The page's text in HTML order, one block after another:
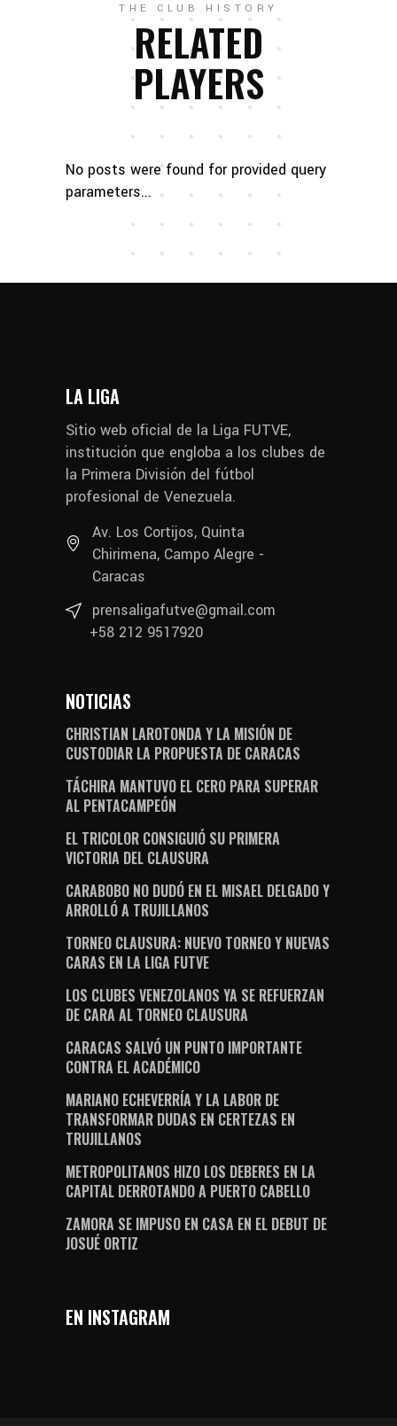
THE CLUB HISTORY
RELATED
PLAYERS
No posts were found for provided query
parameters...
LA LIGA
Sitio web oficial de la Liga FUTVE,
institución que engloba a los clubes de
la Primera División del fútbol
profesional de Venezuela.
Av. Los Cortijos, Quinta
Chirimena, Campo Alegre -
Caracas
prensaligafutve@gmail.com
+58 212 9517920
NOTICIAS
CHRISTIAN LAROTONDA Y LA MISIÓN DE
CUSTODIAR LA PROPUESTA DE CARACAS
TÁCHIRA MANTUVO EL CERO PARA SUPERAR
AL PENTACAMPEÓN
EL TRICOLOR CONSIGUIÓ SU PRIMERA
VICTORIA DEL CLAUSURA
CARABOBO NO DUDÓ EN EL MISAEL DELGADO Y
ARROLLÓ A TRUJILLANOS
TORNEO CLAUSURA: NUEVO TORNEO Y NUEVAS
CARAS EN LA LIGA FUTVE
LOS CLUBES VENEZOLANOS YA SE REFUERZAN
DE CARA AL TORNEO CLAUSURA
CARACAS SALVÓ UN PUNTO IMPORTANTE
CONTRA EL ACADÉMICO
MARIANO ECHEVERRÍA Y LA LABOR DE
TRANSFORMAR DUDAS EN CERTEZAS EN
TRUJILLANOS
METROPOLITANOS HIZO LOS DEBERES EN LA
CAPITAL DERROTANDO A PUERTO CABELLO
ZAMORA SE IMPUSO EN CASA EN EL DEBUT DE
JOSUÉ ORTIZ
EN INSTAGRAM